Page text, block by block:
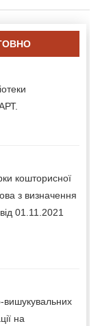
кошторисної
з визначення
01.11.2021
вишукувальних
на